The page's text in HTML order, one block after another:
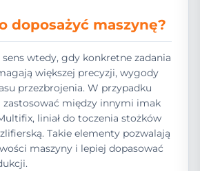
doposażyć maszynę?
wtedy, gdy konkretne zadania
większej precyzji, wygody
przezbrojenia. W przypadku
zastosować między innymi imak
liniał do toczenia stożków
Takie elementy pozwalają
maszyny i lepiej dopasować